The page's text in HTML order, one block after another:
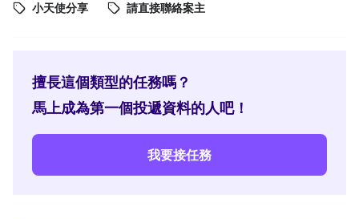
小天使分享 請直接聯絡案主
擅長這個類型的任務嗎？
馬上成為第一個投遞資料的人吧！
我要接任務